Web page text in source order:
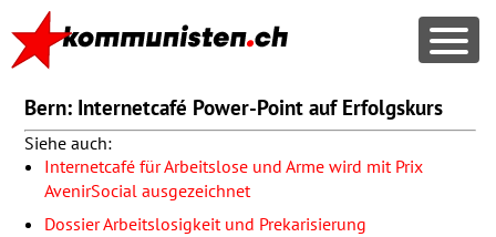
Bern: Internetcafé Power-Point auf Erfolgskurs
Siehe auch:
Internetcafé für Arbeitslose und Arme wird mit Prix
AvenirSocial ausgezeichnet
Dossier Arbeitslosigkeit und Prekarisierung